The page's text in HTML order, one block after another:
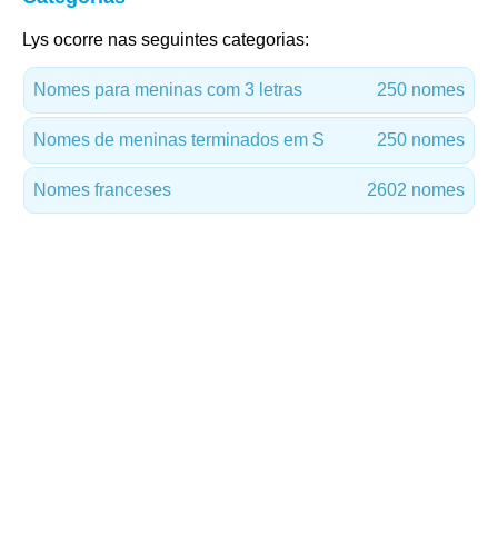
Lys ocorre nas seguintes categorias:
Nomes para meninas com 3 letras 250 nomes
Nomes de meninas terminados em S 250 nomes
Nomes franceses 2602 nomes